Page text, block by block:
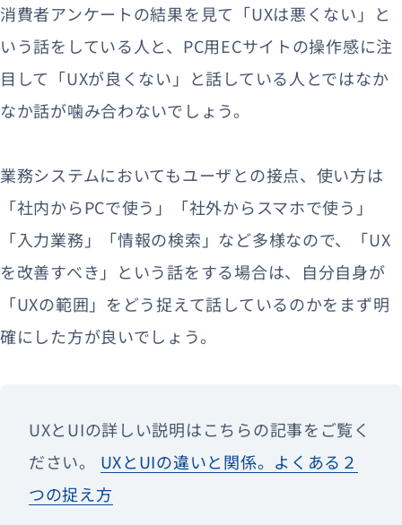
消費者アンケートの結果を見て「UXは悪くない」と
いう話をしている人と、PC用ECサイトの操作感に注
目して「UXが良くない」と話している人とではなか
なか話が噛み合わないでしょう。
業務システムにおいてもユーザとの接点、使い方は
「社内からPCで使う」「社外からスマホで使う」
「入力業務」「情報の検索」など多様なので、「UX
を改善すべき」という話をする場合は、自分自身が
「UXの範囲」をどう捉えて話しているのかをまず明
確にした方が良いでしょう。
UXとUIの詳しい説明はこちらの記事をご覧く
ださい。 UXとUIの違いと関係。よくある２
つの捉え方